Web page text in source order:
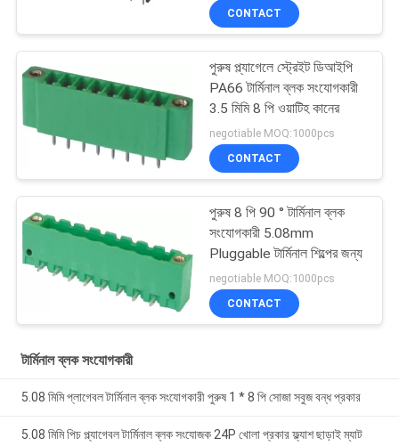
CONTACT
পুরুষ প্ল্যাগেলে স্ট্রেইট ডিআইপি
PA66 টার্মিনাল ব্লক সংযোগকারী
3.5 মিমি 8 পি ওয়াটিহ কানের
negotiable MOQ:1000pcs
CONTACT
পুরুষ 8 পি 90 ° টার্মিনাল ব্লক
সংযোগকারী 5.08mm
Pluggable টার্মিনাল শিল্পের জন্য
negotiable MOQ:1000pcs
CONTACT
টার্মিনাল ব্লক সংযোগকারী
5.08 মিমি প্লাগেবল টার্মিনাল ব্লক সংযোগকারী পুরুষ 1 * 8 পি সোজা সবুজ বন্ধ প্রকার
5.08 মিমি পিচ প্ল্যাগেবল টার্মিনাল ব্লক সংযোজক 24P খোলা প্রকার ফ্ল্যাশ ছাড়াই ম্যাট